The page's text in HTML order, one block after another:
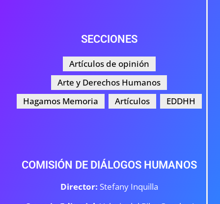
SECCIONES
Artículos de opinión
Arte y Derechos Humanos
Hagamos Memoria
Artículos EDDHH
COMISIÓN DE DIÁLOGOS HUMANOS
Director: Stefany Inquilla